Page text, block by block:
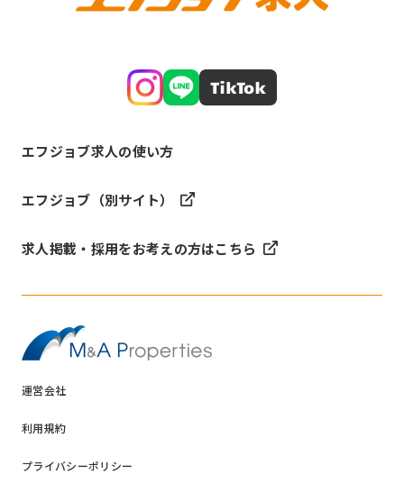
エフジョブ求人の使い方
エフジョブ（別サイト）
求人掲載・採用をお考えの方はこちら
運営会社
利用規約
プライバシーポリシー